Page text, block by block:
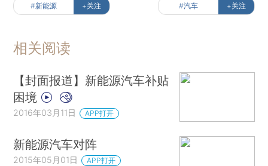
#新能源 +关注 #汽车 +关注
相关阅读
【封面报道】新能源汽车补贴
困境
2016年03月11日 APP打开
新能源汽车对阵
2015年05月01日 APP打开